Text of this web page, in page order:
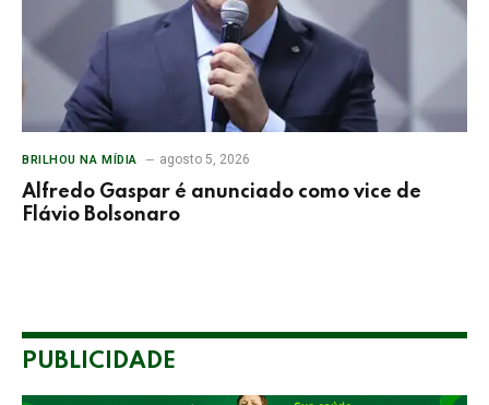
BRILHOU NA MÍDIA agosto 5, 2026
Alfredo Gaspar é anunciado como vice de
Flávio Bolsonaro
PUBLICIDADE